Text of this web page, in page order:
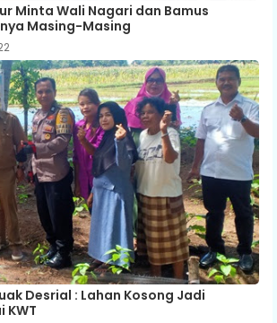
Minta Wali Nagari dan Bamus
Masing-Masing
Desrial : Lahan Kosong Jadi
KWT